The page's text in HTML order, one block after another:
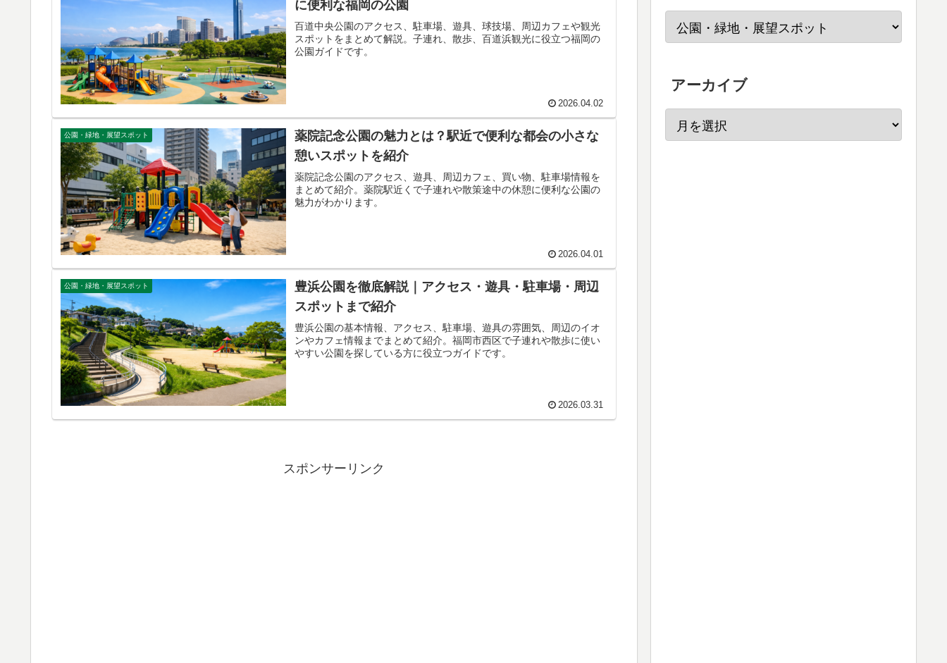
に便利な福岡の公園
百道中央公園のアクセス、駐車場、遊具、球技場、周辺カフェや観光
スポットをまとめて解説。子連れ、散歩、百道浜観光に役立つ福岡の
公園ガイドです。
2026.04.02
公園・緑地・展望スポット
薬院記念公園の魅力とは？駅近で便利な都会の小さな
憩いスポットを紹介
薬院記念公園のアクセス、遊具、周辺カフェ、買い物、駐車場情報を
まとめて紹介。薬院駅近くで子連れや散策途中の休憩に便利な公園の
魅力がわかります。
2026.04.01
公園・緑地・展望スポット
豊浜公園を徹底解説｜アクセス・遊具・駐車場・周辺
スポットまで紹介
豊浜公園の基本情報、アクセス、駐車場、遊具の雰囲気、周辺のイオ
ンやカフェ情報までまとめて紹介。福岡市西区で子連れや散歩に使い
やすい公園を探している方に役立つガイドです。
2026.03.31
スポンサーリンク
アーカイブ